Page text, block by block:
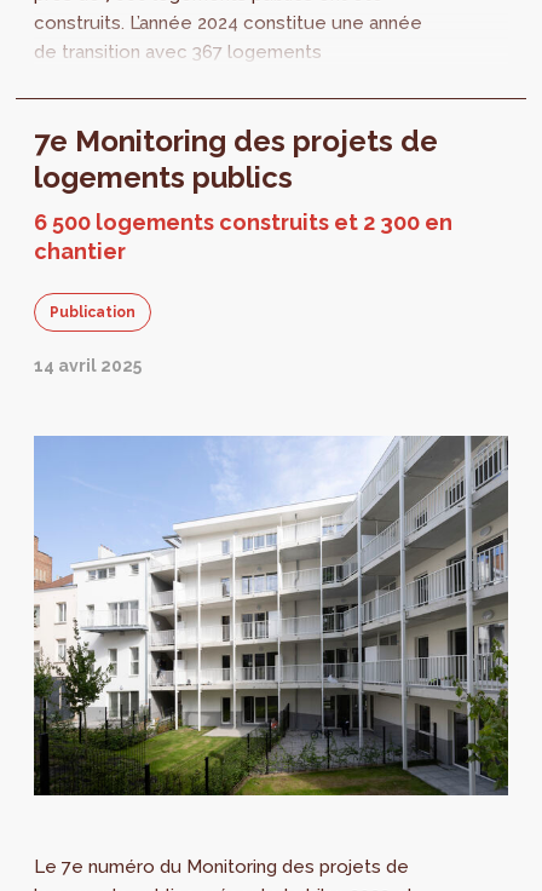
construits. L’année 2024 constitue une année
de transition avec 367 logements
7e Monitoring des projets de
logements publics
6 500 logements construits et 2 300 en
chantier
Publication
14 avril 2025
Le 7e numéro du Monitoring des projets de